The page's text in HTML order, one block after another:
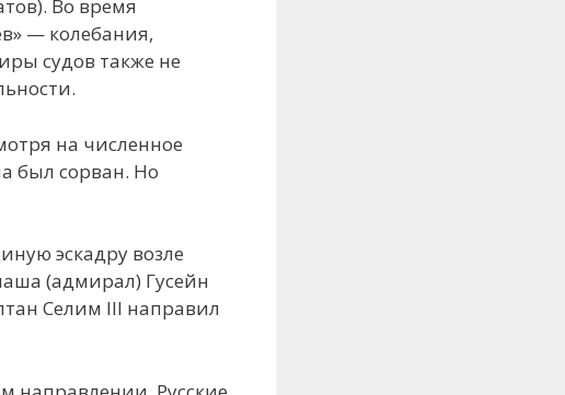
Во время
— колебания,
судов также не
на численное
был сорван. Но
эскадру возле
(адмирал) Гусейн
Селим III направил